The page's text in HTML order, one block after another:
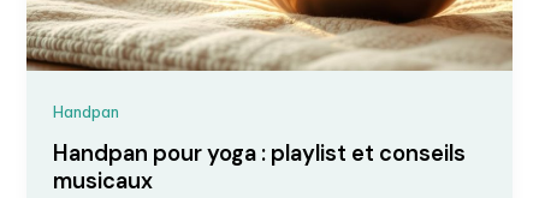
Handpan
Handpan pour yoga : playlist et conseils
musicaux